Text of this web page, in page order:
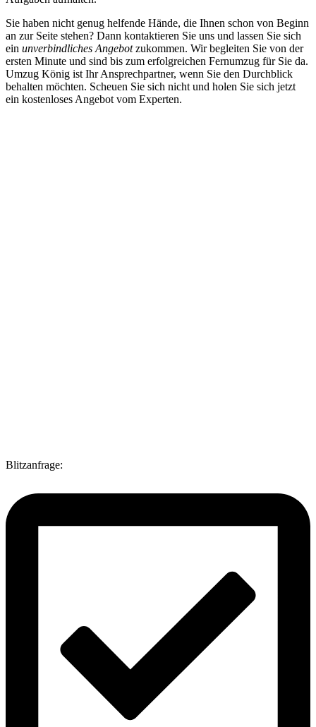
Sie haben nicht genug helfende Hände, die Ihnen schon von Beginn
an zur Seite stehen? Dann kontaktieren Sie uns und lassen Sie sich
ein unverbindliches Angebotzukommen. Wir begleiten Sie von der
ersten Minute und sind bis zum erfolgreichen Fernumzug für Sie da.
Umzug König ist Ihr Ansprechpartner, wenn Sie den Durchblick
behalten möchten. Scheuen Sie sich nicht und holen Sie sich jetzt
ein kostenloses Angebot vom Experten.
Blitzanfrage: